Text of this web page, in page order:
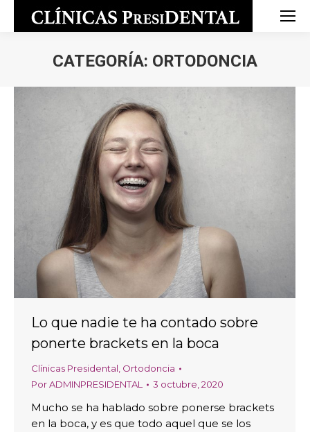
CATEGORÍA: ORTODONCIA
Lo que nadie te ha contado sobre
ponerte brackets en la boca
Clínicas Presidental, Ortodoncia
PorADMINPRESIDENTAL 3 octubre, 2020
Mucho se ha hablado sobre ponerse brackets
en la boca, y es que todo aquel que se los